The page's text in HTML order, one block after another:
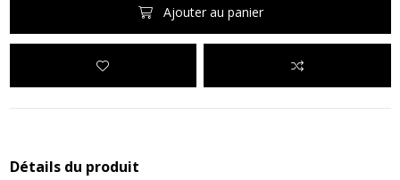
Ajouter au panier
Détails du produit